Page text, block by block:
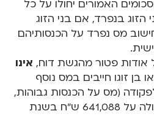
האמורים יחולו על כל
הזוג בנפרד, אם בני הזוג
מס נפרד על הכנסותיהם
אודות פטור מהגשת דוח, אינו
בן זוגו חייבים במס נוסף
להוראות 121 ב לפקודה (מס על הכנסות גבוהות,
כאשר ההכנסה החייבת עולה על 641,088 ש"ח בשנת